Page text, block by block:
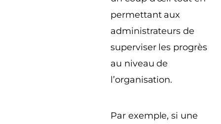
permettant aux
administrateurs de
superviser les progrès
au niveau de
l’organisation.
Par exemple, si une